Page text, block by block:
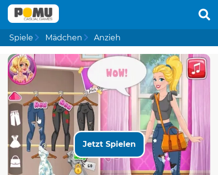
Spiele Mädchen Anzieh
Jetzt Spielen